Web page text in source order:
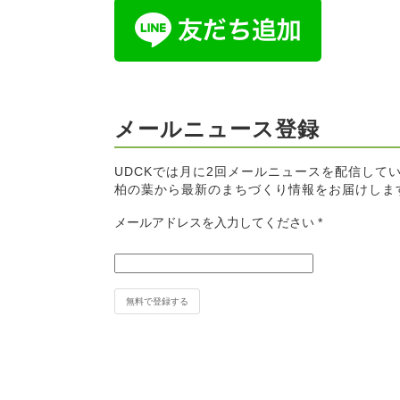
メールニュース登録
UDCKでは月に2回メールニュースを配信してい
柏の葉から最新のまちづくり情報をお届けしま
メールアドレスを入力してください *